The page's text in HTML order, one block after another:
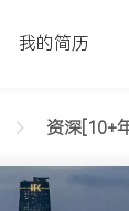
我的简历
资深[10+